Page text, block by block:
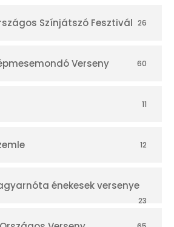
Színjátszó Fesztivál 26
Verseny 60
11
12
énekesek versenye
23